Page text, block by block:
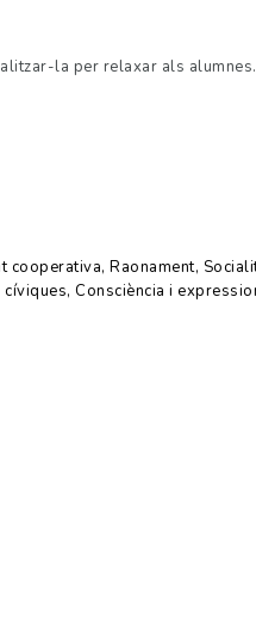
la per relaxar als alumnes.
Raonament,
Consciència i